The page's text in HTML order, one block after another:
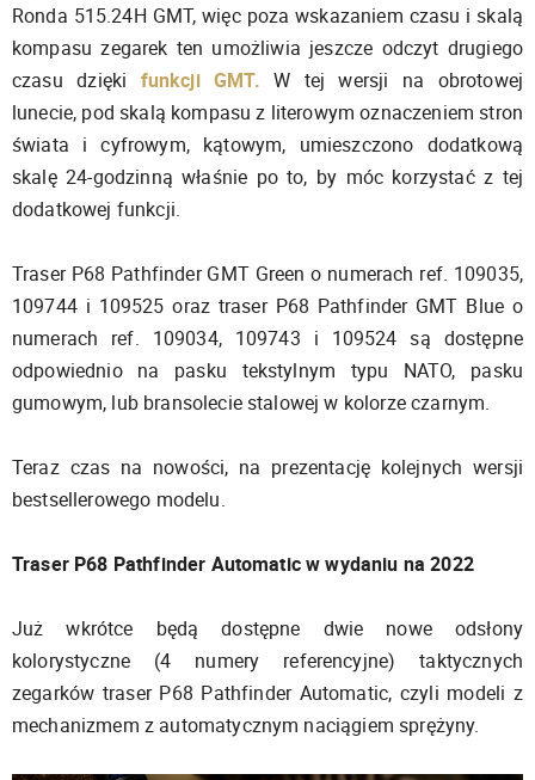
Ronda 515.24H GMT, więc poza wskazaniem czasu i skalą
kompasu zegarek ten umożliwia jeszcze odczyt drugiego
czasu dzięki funkcji GMT. W tej wersji na obrotowej
lunecie, pod skalą kompasu z literowym oznaczeniem stron
świata i cyfrowym, kątowym, umieszczono dodatkową
skalę 24-godzinną właśnie po to, by móc korzystać z tej
dodatkowej funkcji.
Traser P68 Pathfinder GMT Green o numerach ref. 109035,
109744 i 109525 oraz traser P68 Pathfinder GMT Blue o
numerach ref. 109034, 109743 i 109524 są dostępne
odpowiednio na pasku tekstylnym typu NATO, pasku
gumowym, lub bransolecie stalowej w kolorze czarnym.
Teraz czas na nowości, na prezentację kolejnych wersji
bestsellerowego modelu.
Traser P68 Pathfinder Automatic w wydaniu na 2022
Już wkrótce będą dostępne dwie nowe odsłony
kolorystyczne (4 numery referencyjne) taktycznych
zegarków traser P68 Pathfinder Automatic, czyli modeli z
mechanizmem z automatycznym naciągiem sprężyny.